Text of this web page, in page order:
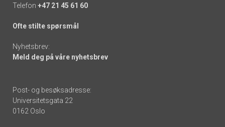
Telefon +47 21 45 61 60
Ofte stilte spørsmål
Nyhetsbrev:
Meld deg på våre nyhetsbrev
Post- og besøksadresse:
Universitetsgata 22
0162 Oslo